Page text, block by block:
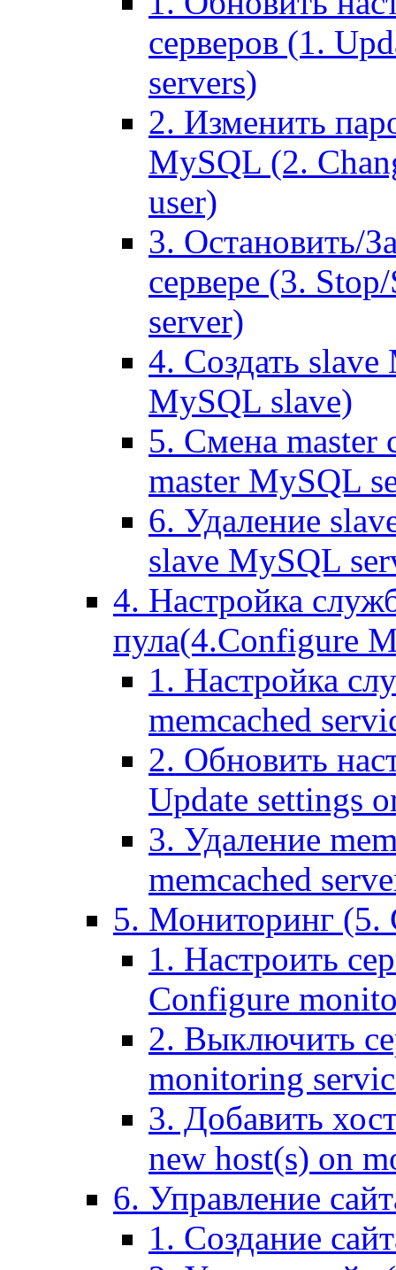
серверов (1.
servers)
2. Изменить
MySQL (2.
user)
3. Остановить/
сервере (3.
server)
4. Создать
MySQL slave)
5. Смена master
master MySQL
6. Удаление
slave MySQL
4. Настройка
пула(4.Configure
1. Настройка
memcached
2. Обновить
Update settings
3. Удаление
memcached
5. Мониторинг (5.
1. Настроить
Configure
2. Выключить
monitoring
3. Добавить
new host(s) on
6. Управление
1. Создание